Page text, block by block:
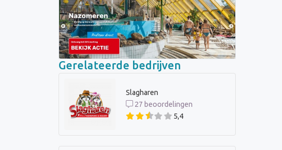
Gerelateerde bedrijven
Slagharen
27 beoordelingen
5,4